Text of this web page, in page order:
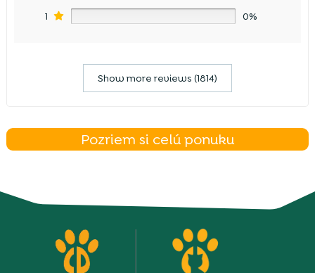
1 0%
Show more reviews (1814)
Pozriem si celú ponuku